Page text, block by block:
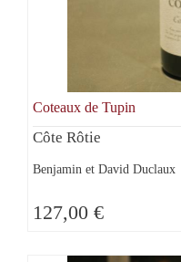
Coteaux de Tupin
Côte Rôtie
Benjamin et David Duclaux
127,00 €